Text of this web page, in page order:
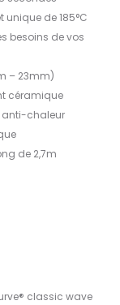
de 185°C
besoins de vos
– 23mm)
céramique
anti-chaleur
de 2,7m
classic wave